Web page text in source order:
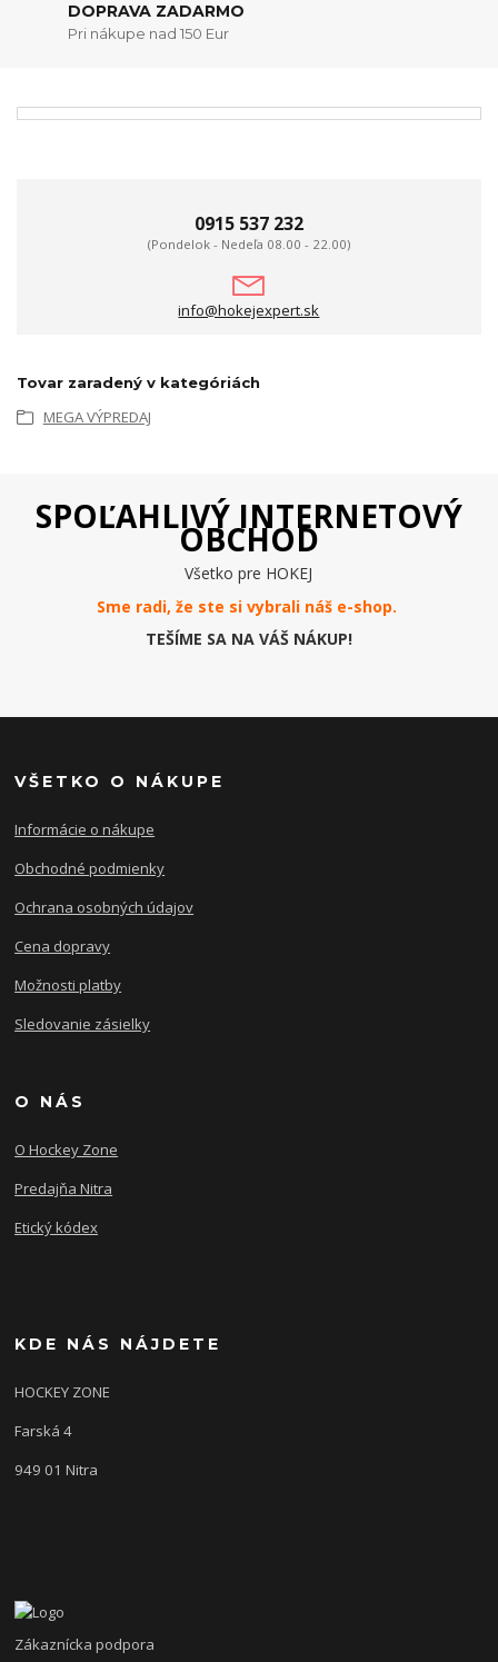
DOPRAVA ZADARMO
Pri nákupe nad 150 Eur
0915 537 232
(Pondelok - Nedeľa 08.00 - 22.00)
info@hokejexpert.sk
Tovar zaradený v kategóriách
MEGA VÝPREDAJ
SPOĽAHLIVÝ INTERNETOVÝ
OBCHOD
Všetko pre HOKEJ
Sme radi, že ste si vybrali náš e-shop.
TEŠÍME SA NA VÁŠ NÁKUP!
VŠETKO O NÁKUPE
Informácie o nákupe
Obchodné podmienky
Ochrana osobných údajov
Cena dopravy
Možnosti platby
Sledovanie zásielky
O NÁS
O Hockey Zone
Predajňa Nitra
Etický kódex
KDE NÁS NÁJDETE
HOCKEY ZONE
Farská 4
949 01 Nitra
Zákaznícka podpora